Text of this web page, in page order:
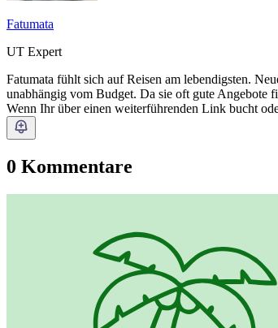
Fatumata
UT Expert
Fatumata fühlt sich auf Reisen am lebendigsten.
unabhängig vom Budget. Da sie oft gute Angebote
Wenn Ihr über einen weiterführenden Link bucht
0 Kommentare